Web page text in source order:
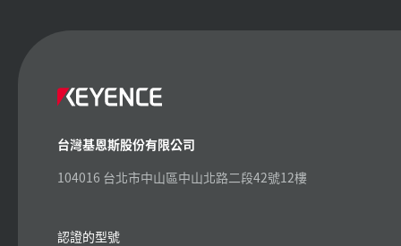
台灣基恩斯股份有限公司
104016 台北市中山區中山北路二段42號12樓
認證的型號